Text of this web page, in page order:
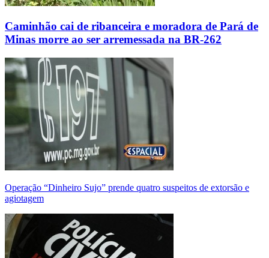
Caminhão cai de ribanceira e moradora de Pará de
Minas morre ao ser arremessada na BR-262
Operação “Dinheiro Sujo” prende quatro suspeitos de extorsão e
agiotagem